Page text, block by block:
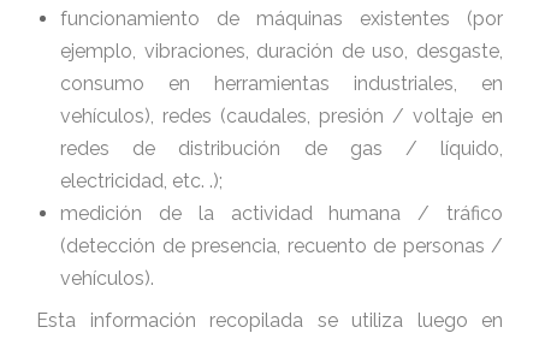
funcionamiento de máquinas existentes (por
ejemplo, vibraciones, duración de uso, desgaste,
consumo en herramientas industriales, en
vehículos), redes (caudales, presión / voltaje en
redes de distribución de gas / líquido,
electricidad, etc. .);
medición de la actividad humana / tráfico
(detección de presencia, recuento de personas /
vehículos).
Esta información recopilada se utiliza luego en